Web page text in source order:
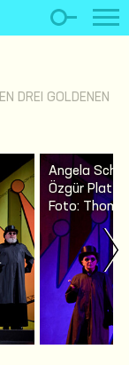
DREI GOLDENEN
Angela
Özgür Platte
Foto: